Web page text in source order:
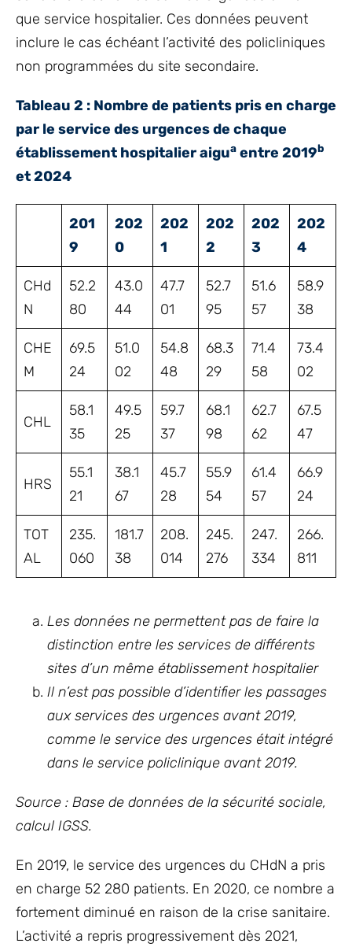
que service hospitalier. Ces données peuvent
inclure le cas échéant l’activité des policliniques
non programmées du site secondaire.
Tableau 2 : Nombre de patients pris en charge
par le service des urgences de chaque
établissement hospitalier aigua entre 2019b
et 2024
201
9
202
0
202
1
202
2
202
3
202
4
CHd
N
52.2
80
43.0
44
47.7
01
52.7
95
51.6
57
58.9
38
CHE
M
69.5
24
51.0
02
54.8
48
68.3
29
71.4
58
73.4
02
CHL
58.1
35
49.5
25
59.7
37
68.1
98
62.7
62
67.5
47
HRS
55.1
21
38.1
67
45.7
28
55.9
54
61.4
57
66.9
24
TOT
AL
235.
060
181.7
38
208.
014
245.
276
247.
334
266.
811
Les données ne permettent pas de faire la
distinction entre les services de différents
sites d’un même établissement hospitalier
Il n’est pas possible d’identifier les passages
aux services des urgences avant 2019,
comme le service des urgences était intégré
dans le service policlinique avant 2019.
Source : Base de données de la sécurité sociale,
calcul IGSS.
En 2019, le service des urgences du CHdN a pris
en charge 52 280 patients. En 2020, ce nombre a
fortement diminué en raison de la crise sanitaire.
L’activité a repris progressivement dès 2021,